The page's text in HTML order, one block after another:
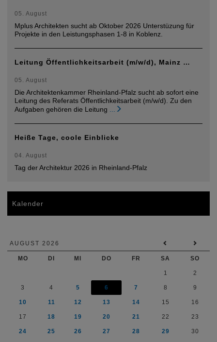
05. August
Mplus Architekten sucht ab Oktober 2026 Unterstüzung für
Projekte in den Leistungsphasen 1-8 in Koblenz.
Leitung Öffentlichkeitsarbeit (m/w/d), Mainz …
05. August
Die Architektenkammer Rheinland-Pfalz sucht ab sofort eine
Leitung des Referats Öffentlichkeitsarbeit (m/w/d). Zu den
Aufgaben gehören die Leitung
Heiße Tage, coole Einblicke
04. August
Tag der Architektur 2026 in Rheinland-Pfalz
Kalender
AUGUST 2026
MO DI MI DO FR SA SO
1 2
3 4 5 6 7 8 9
10 11 12 13 14 15 16
17 18 19 20 21 22 23
24 25 26 27 28 29 30